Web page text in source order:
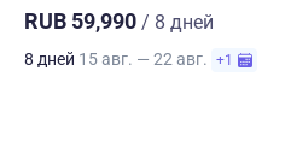
RUB 59,990 / 8 дней
8 дней 15 авг. — 22 авг. +1